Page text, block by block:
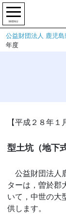
MENU
公益財団法人 鹿児
年度
【平成２８年１
南九
型土坑（地下
公益財団法人
ターは，曽於郡
いて，中世の大
供します。